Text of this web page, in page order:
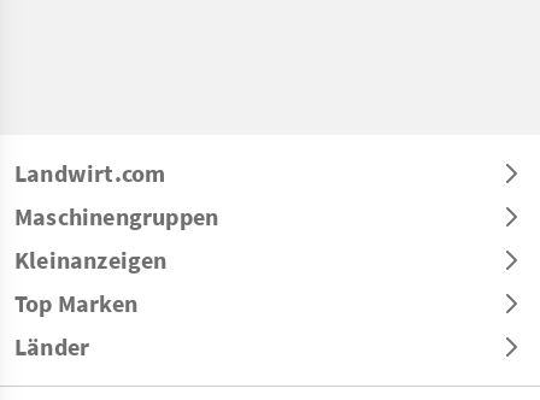
Landwirt.com
Maschinengruppen
Kleinanzeigen
Top Marken
Länder